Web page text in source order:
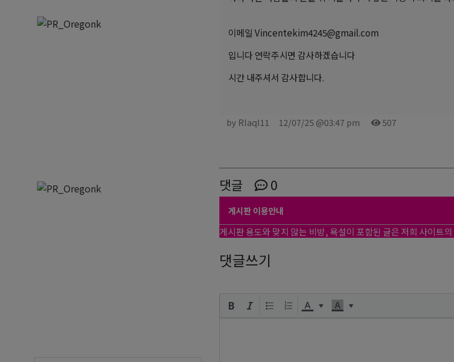
이메일 Vincentekim4245@gmail.com
입니다 연락주시면 감사하겠습니다
시간 내주셔서 감사합니다.
by Rlaql11 12/07/25 @03:47 pm 507
댓글 0
게시판 이용안내
게시판 용도와 맞지 않는 비방, 욕설이 포함된 글은 저희 사이트
댓글쓰기